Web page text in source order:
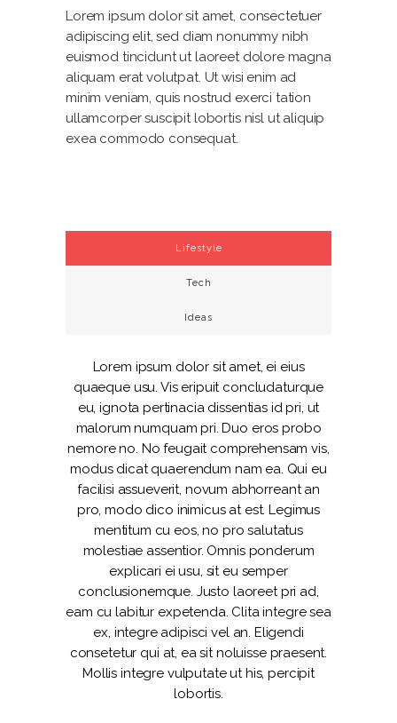
Lorem ipsum dolor sit amet, consectetuer
adipiscing elit, sed diam nonummy nibh
euismod tincidunt ut laoreet dolore magna
aliquam erat volutpat. Ut wisi enim ad
minim veniam, quis nostrud exerci tation
ullamcorper suscipit lobortis nisl ut aliquip
exea commodo consequat.
Lifestyle
Tech
Ideas
Lorem ipsum dolor sit amet, ei eius
quaeque usu. Vis eripuit concludaturque
eu, ignota pertinacia dissentias id pri, ut
malorum numquam pri. Duo eros probo
nemore no. No feugait comprehensam vis,
modus dicat quaerendum nam ea. Qui eu
facilisi assueverit, novum abhorreant an
pro, modo dico inimicus at est. Legimus
mentitum cu eos, no pro salutatus
molestiae assentior. Omnis ponderum
explicari ei usu, sit eu semper
conclusionemque. Justo laoreet pri ad,
eam cu labitur expetenda. Clita integre sea
ex, integre adipisci vel an. Eligendi
consetetur qui at, ea sit noluisse praesent.
Mollis integre vulputate ut his, percipit
lobortis.